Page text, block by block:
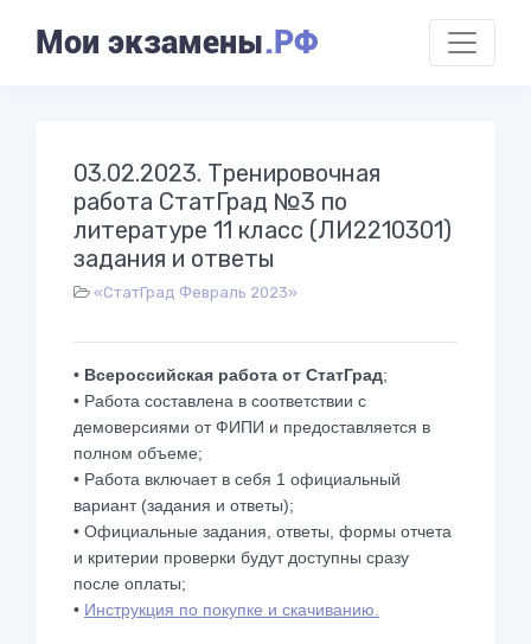
Мои экзамены.РФ
03.02.2023. Тренировочная
работа СтатГрад №3 по
литературе 11 класс (ЛИ2210301)
задания и ответы
«СтатГрад Февраль 2023»
• Всероссийская работа от СтатГрад;
• Работа составлена в соответствии с
демоверсиями от ФИПИ и предоставляется в
полном объеме;
• Работа включает в себя 1 официальный
вариант (задания и ответы);
• Официальные задания, ответы, формы отчета
и критерии проверки будут доступны сразу
после оплаты;
• Инструкция по покупке и скачиванию.